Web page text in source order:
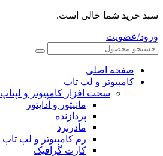
سبد خرید شما خالی است.
ورود/عضویت
صفحه اصلی
کامپیوتر و‌‌‌‌‌ لپ تاپ
سخت افزار کامپیوتر و لپتاپ
مانیتور و آداپتور
پردازنده
مادربرد
رم کامپیوتر و لپ تاپ
کارت گرافیک